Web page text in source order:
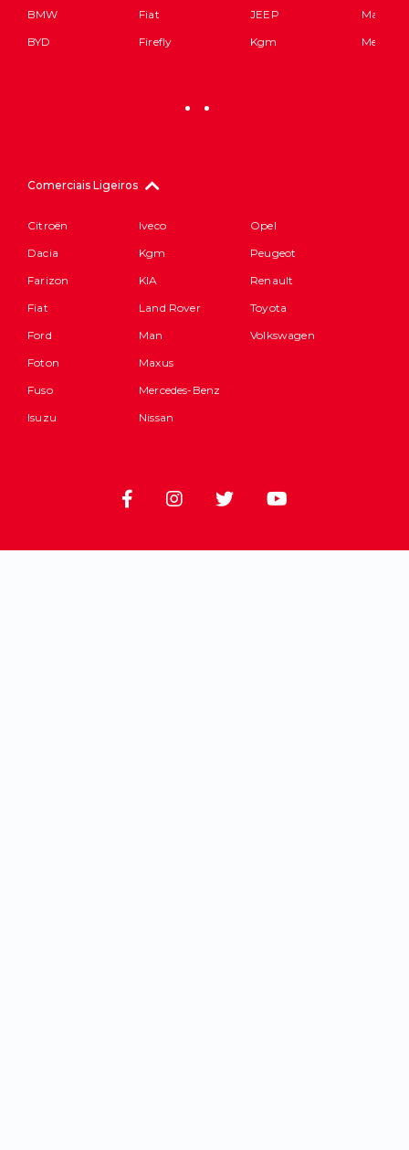
BMW
BYD
Fiat
Firefly
JEEP
Kgm
Mazda
Comerciais Ligeiros
Citroën
Dacia
Farizon
Fiat
Ford
Foton
Fuso
Isuzu
Iveco
Kgm
KIA
Land Rover
Man
Maxus
Mercedes-Benz
Nissan
Opel
Peugeot
Renault
Toyota
Volkswagen